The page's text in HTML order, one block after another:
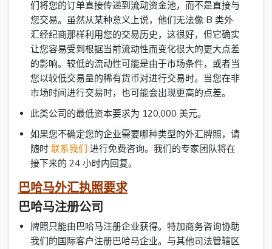
们将您的订单直接传递到流动资金池，而不是直接与
您交易。虽然从某种意义上说，他们无法像 B 类外
汇经纪商那样利用您的交易历史，这很好，但它确实
让您容易受到根据当前流动性而变化很大的更大点差
的影响。较低的流动性可能是由于市场条件，或者当
您以较低交易量的稀有货币对进行交易时。当您在非
市场时间进行交易时，也可能会出现更高的点差。
此类公司的最低资本要求为 120,000 美元。
如果您不确定您的企业需要哪种类型的外汇牌照，请
随时 联系我们 进行免费咨询。我们的专家团队将在
接下来的 24 小时内回复。
巴哈马外汇执照要求
巴哈马注册公司
牌照只能由巴哈马注册企业获得。特加商务咨询协助
我们的国际客户注册巴哈马企业。与其他司法管辖区